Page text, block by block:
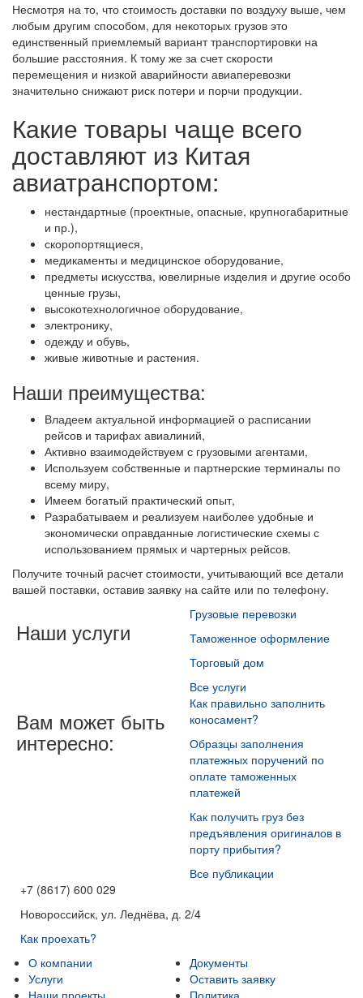
Несмотря на то, что стоимость доставки по воздуху выше, чем
любым другим способом, для некоторых грузов это
единственный приемлемый вариант транспортировки на
большие расстояния. К тому же за счет скорости
перемещения и низкой аварийности авиаперевозки
значительно снижают риск потери и порчи продукции.
Какие товары чаще всего
доставляют из Китая
авиатранспортом:
нестандартные (проектные, опасные, крупногабаритные
и пр.),
скоропортящиеся,
медикаменты и медицинское оборудование,
предметы искусства, ювелирные изделия и другие особо
ценные грузы,
высокотехнологичное оборудование,
электронику,
одежду и обувь,
живые животные и растения.
Наши преимущества:
Владеем актуальной информацией о расписании
рейсов и тарифах авиалиний,
Активно взаимодействуем с грузовыми агентами,
Используем собственные и партнерские терминалы по
всему миру,
Имеем богатый практический опыт,
Разрабатываем и реализуем наиболее удобные и
экономически оправданные логистические схемы с
использованием прямых и чартерных рейсов.
Получите точный расчет стоимости, учитывающий все детали
вашей поставки, оставив заявку на сайте или по телефону.
Наши услуги
Грузовые перевозки
Таможенное оформление
Торговый дом
Все услуги
Вам может быть
интересно:
Как правильно заполнить
коносамент?
Образцы заполнения
платежных поручений по
оплате таможенных
платежей
Как получить груз без
предъявления оригиналов в
порту прибытия?
Все публикации
+7 (8617) 600 029
Новороссийск, ул. Леднёва, д. 2/4
Как проехать?
О компании
Услуги
Документы
Оставить заявку